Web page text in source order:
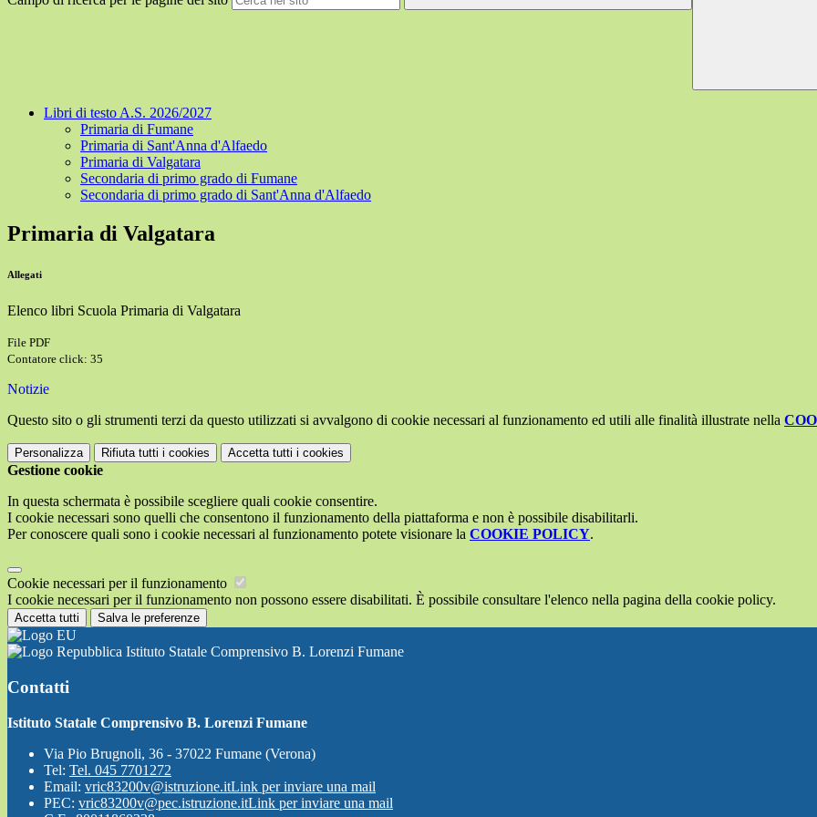
Libri di testo A.S. 2026/2027
Primaria di Fumane
Primaria di Sant'Anna d'Alfaedo
Primaria di Valgatara
Secondaria di primo grado di Fumane
Secondaria di primo grado di Sant'Anna d'Alfaedo
Primaria di Valgatara
Allegati
Elenco libri Scuola Primaria di Valgatara
File PDF
Contatore click: 35
Notizie
Questo sito o gli strumenti terzi da questo utilizzati si avvalgono di cookie necessari al funzionamento ed utili alle finalità illustrate nella
Personalizza Rifiuta tutti i cookies Accetta tutti i cookies
Gestione cookie
In questa schermata è possibile scegliere quali cookie consentire.
I cookie necessari sono quelli che consentono il funzionamento della piattaforma e non è possibile disabilitarli.
Per conoscere quali sono i cookie necessari al funzionamento potete visionare la COOKIE POLICY.
Cookie necessari per il funzionamento
I cookie necessari per il funzionamento non possono essere disabilitati. È possibile consultare l'elenco nella pagina della cookie policy.
Accetta tutti Salva le preferenze
Istituto Statale Comprensivo B. Lorenzi Fumane
Contatti
Istituto Statale Comprensivo B. Lorenzi Fumane
Via Pio Brugnoli, 36 - 37022 Fumane (Verona)
Tel: Tel. 045 7701272
Email: vric83200v@istruzione.itLink per inviare una mail
PEC: vric83200v@pec.istruzione.itLink per inviare una mail